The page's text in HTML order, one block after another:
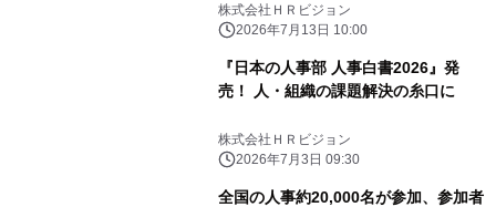
株式会社ＨＲビジョン
2026年7月13日 10:00
『日本の人事部 人事白書2026』発
売！ 人・組織の課題解決の糸口に
株式会社ＨＲビジョン
2026年7月3日 09:30
全国の人事約20,000名が参加、参加者